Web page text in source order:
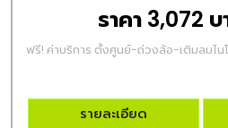
ราคา 3,072 บ
ฟรี! ค่าบริการ ตั้งศูนย์-ถ่วงล้อ-เติมลมไน
รายละเอียด